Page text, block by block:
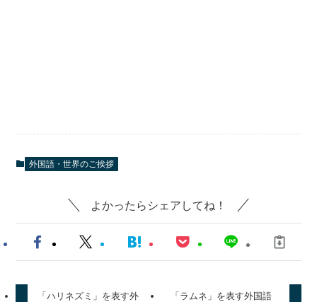
外国語・世界のご挨拶
よかったらシェアしてね！
「ハリネズミ」を表す外
「ラムネ」を表す外国語